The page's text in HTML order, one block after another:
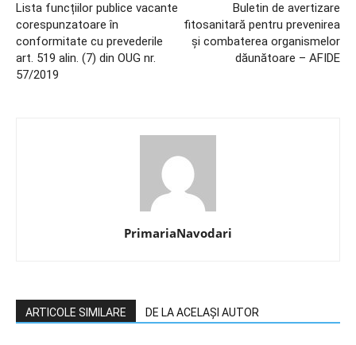
Lista funcțiilor publice vacante
corespunzatoare în
conformitate cu prevederile
art. 519 alin. (7) din OUG nr.
57/2019
Buletin de avertizare
fitosanitară pentru prevenirea
și combaterea organismelor
dăunătoare – AFIDE
PrimariaNavodari
ARTICOLE SIMILARE DE LA ACELAȘI AUTOR